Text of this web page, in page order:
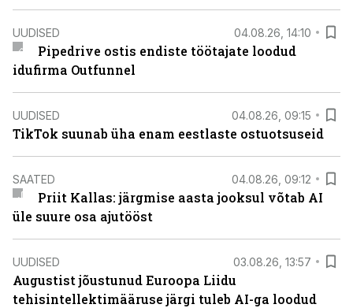
UUDISED 04.08.26, 14:10
Pipedrive ostis endiste töötajate loodud
idufirma Outfunnel
UUDISED 04.08.26, 09:15
TikTok suunab üha enam eestlaste ostuotsuseid
SAATED 04.08.26, 09:12
Priit Kallas: järgmise aasta jooksul võtab AI
üle suure osa ajutööst
UUDISED 03.08.26, 13:57
Augustist jõustunud Euroopa Liidu
tehisintellektimääruse järgi tuleb AI-ga loodud